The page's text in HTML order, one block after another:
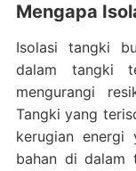
Mengapa
Isolasi tangki
dalam tangki
mengurangi
Tangki yang
kerugian energi
bahan di dalam